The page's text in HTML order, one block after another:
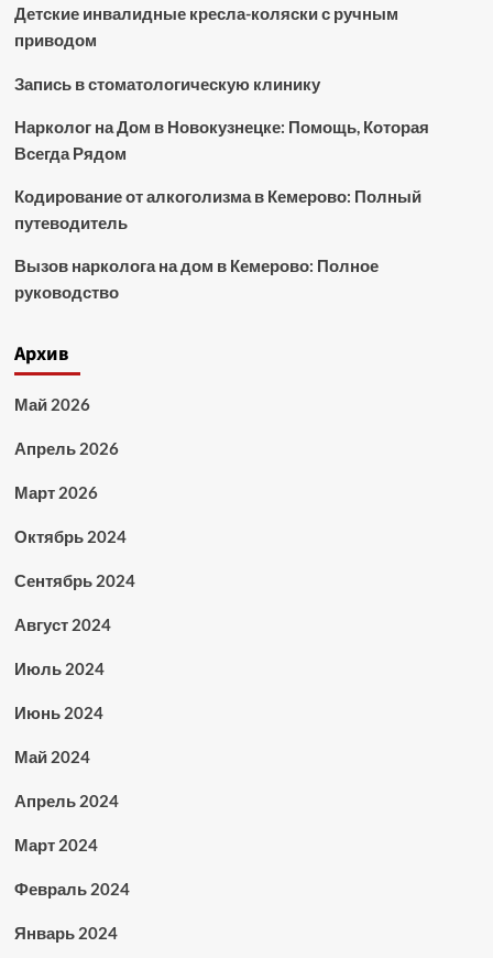
Детские инвалидные кресла-коляски с ручным
приводом
Запись в стоматологическую клинику
Нарколог на Дом в Новокузнецке: Помощь, Которая
Всегда Рядом
Кодирование от алкоголизма в Кемерово: Полный
путеводитель
Вызов нарколога на дом в Кемерово: Полное
руководство
Архив
Май 2026
Апрель 2026
Март 2026
Октябрь 2024
Сентябрь 2024
Август 2024
Июль 2024
Июнь 2024
Май 2024
Апрель 2024
Март 2024
Февраль 2024
Январь 2024